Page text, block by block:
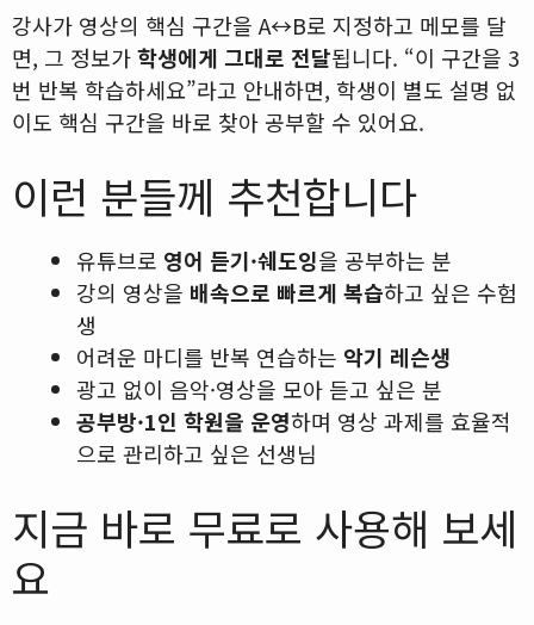
강사가 영상의 핵심 구간을 A↔B로 지정하고 메모를 달
면, 그 정보가학생에게 그대로 전달됩니다. “이 구간을 3
번 반복 학습하세요”라고 안내하면, 학생이 별도 설명 없
이도 핵심 구간을 바로 찾아 공부할 수 있어요.
이런 분들께 추천합니다
유튜브로 영어 듣기·쉐도잉을 공부하는 분
강의 영상을 배속으로 빠르게 복습하고 싶은 수험
생
어려운 마디를 반복 연습하는 악기 레슨생
광고 없이 음악·영상을 모아 듣고 싶은 분
공부방·1인 학원을 운영하며 영상 과제를 효율적
으로 관리하고 싶은 선생님
지금 바로 무료로 사용해 보세
요